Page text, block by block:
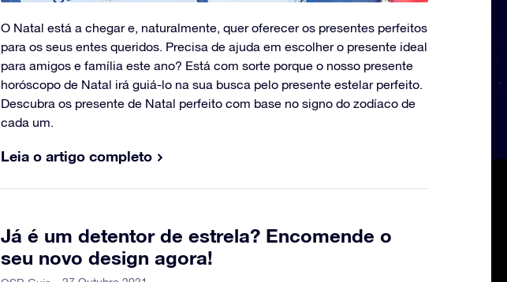
O Natal está a chegar e, naturalmente, quer oferecer os presentes perfeitos
para os seus entes queridos. Precisa de ajuda em escolher o presente ideal
para amigos e família este ano? Está com sorte porque o nosso presente
horóscopo de Natal irá guiá-lo na sua busca pelo presente estelar perfeito.
Descubra os presente de Natal perfeito com base no signo do zodíaco de
cada um.
Leia o artigo completo
Já é um detentor de estrela? Encomende o
seu novo design agora!